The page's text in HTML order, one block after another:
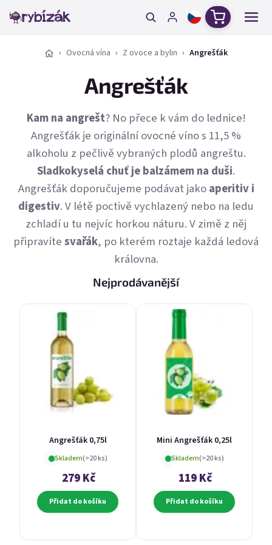
Přejít na obsah
E-mail
Nákupní
Ovocná vína Z ovoce a bylin Angrešťák
Angrešťák
Kam na angrešt? No přece k vám do lednice!
Angrešťák je originální ovocné víno s 11,5 %
alkoholu z pečlivě vybraných plodů angreštu.
Sladkokyselá chuť je balzámem na duši.
Angrešťák doporučujeme podávat jakoaperitiv i
digestiv. V létě poctivě vychlazený nebo na ledu
zchladí u tu nejvíc horkou náturu. V zimě z něj
připravítesvařák, po kterém roztaje každá ledová
královna.
Nejprodávanější
Angrešťák 0,75l
Skladem(>20 ks)
279 Kč
Přidat do košíku
Mini Angrešťák 0,25l
Skladem(>20 ks)
119 Kč
Přidat do košíku